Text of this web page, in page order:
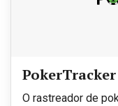
PokerTracker
O rastreador de